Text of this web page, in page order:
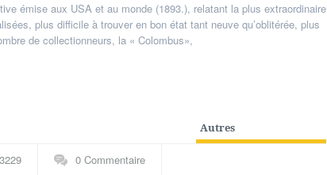
émise aux USA et au monde (1893.), relatant la plus extraordinaire
plus difficile à trouver en bon état tant neuve qu’oblitérée, plus
de collectionneurs, la « Colombus»,
Autres
3229 0 Commentaire